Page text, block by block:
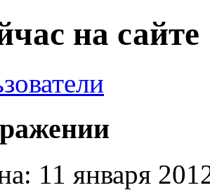
на сайте
11 января